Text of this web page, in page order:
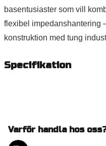
basentusiaster som vill
flexibel impedanshantering
konstruktion med tung
Specifikation
Varför handla hos